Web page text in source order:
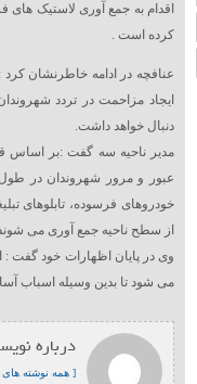
اقدام به جمع آوری لاستیک های
کرده است .
عنافچه در ادامه خاطرنشان
ایجاد مزاحمت در تردد
دنبال خواهد داشت.
مدیر ناحیه سه گفت :بر اساس
عبور و مرور شهروندان در
خودروهای فرسوده، تابلوهای
از سطح ناحیه جمع آوری می
می شود تا بدین وسیله اسباب
درباره
[ همه نوشته